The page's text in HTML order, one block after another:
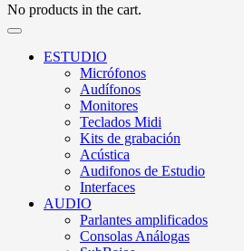
No products in the cart.
ESTUDIO
Micrófonos
Audífonos
Monitores
Teclados Midi
Kits de grabación
Acústica
Audifonos de Estudio
Interfaces
AUDIO
Parlantes amplificados
Consolas Análogas